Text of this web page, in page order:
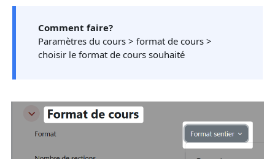
Comment faire?
Paramètres du cours > format de cours >
choisir le format de cours souhaité